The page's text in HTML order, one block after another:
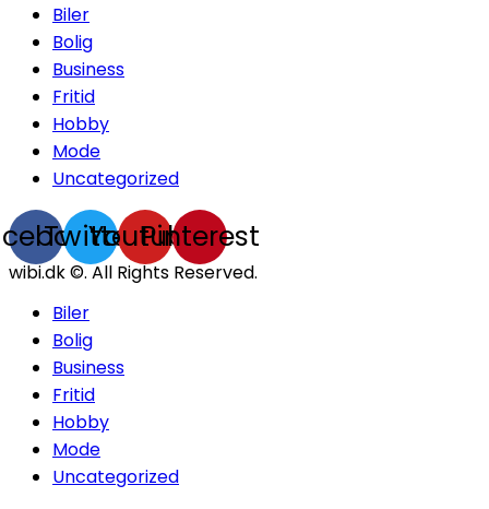
Biler
Bolig
Business
Fritid
Hobby
Mode
Uncategorized
TwitterYoutube
Pinterest
wibi.dk ©. All Rights Reserved.
Biler
Bolig
Business
Fritid
Hobby
Mode
Uncategorized